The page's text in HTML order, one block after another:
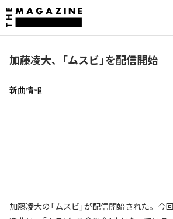
加藤凌大、「ムスビ」を配信開始
新曲情報
加藤凌大の「ムスビ」が配信開始された。今